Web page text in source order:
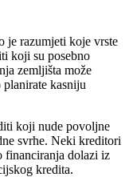
je razumjeti koje vrste
koji su posebno
zemljišta može
kasniju
koji nude povoljne
svrhe. Neki kreditori
financiranja dolazi iz
kredita.